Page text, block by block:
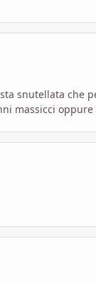
snutellata che
massicci